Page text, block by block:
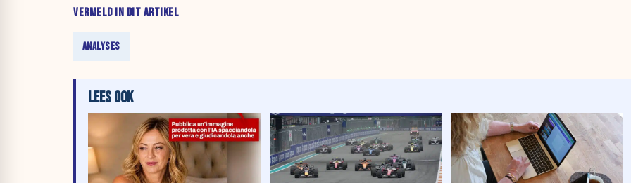
VERMELD IN DIT ARTIKEL
ANALYSES
LEES OOK